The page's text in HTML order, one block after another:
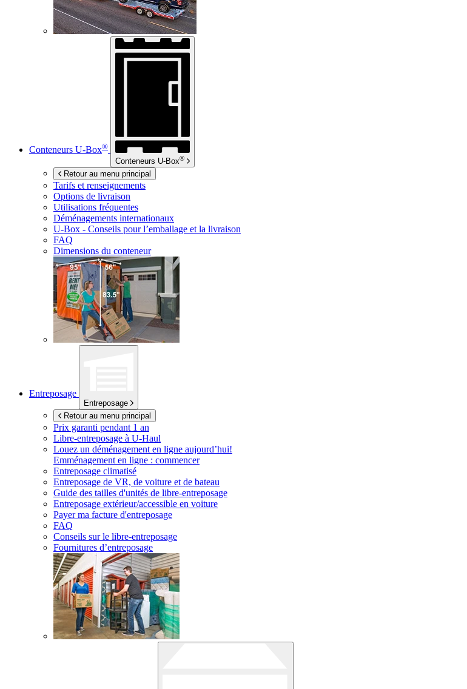
Conteneurs U-Box®
Conteneurs U-Box®
Retour au menu principal
Tarifs et renseignements
Options de livraison
Utilisations fréquentes
Déménagements internationaux
U-Box - Conseils pour l’emballage et la livraison
FAQ
Dimensions du conteneur
Entreposage
Entreposage
Retour au menu principal
Prix garanti pendant 1 an
Libre-entreposage à U-Haul
Louez un déménagement en ligne aujourd’hui!
Emménagement en ligne : commencer
Entreposage climatisé
Entreposage de VR, de voiture et de bateau
Guide des tailles d'unités de libre-entreposage
Entreposage extérieur/accessible en voiture
Payer ma facture d'entreposage
FAQ
Conseils sur le libre-entreposage
Fournitures d’entreposage